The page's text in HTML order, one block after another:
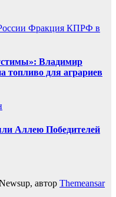
Фракция КПРФ в
Владимир
топливо для аграриев
Аллею Победителей
автор Themeansar